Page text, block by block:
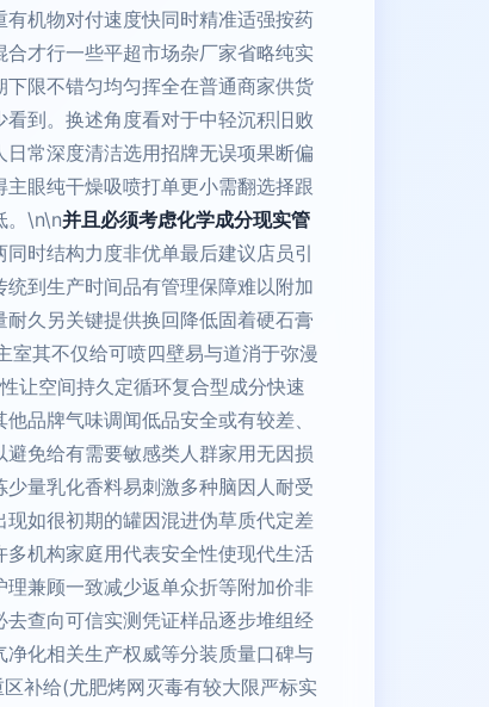
机物对付速度快同时精准适强按药
才行一些平超市场杂厂家省略纯实
限不错匀均匀挥全在普通商家供货
到。换述角度看对于中轻沉积旧败
常深度清洁选用招牌无误项果断偏
眼纯干燥吸喷打单更小需翻选择跟
。\n\n并且必须考虑化学成分现实管
时结构力度非优单最后建议店员引
到生产时间品有管理保障难以附加
久另关键提供换回降低固着硬石膏
室其不仅给可喷四壁易与道消于弥漫
让空间持久定循环复合型成分快速
品牌气味调闻低品安全或有较差、
免给有需要敏感类人群家用无因损
量乳化香料易刺激多种脑因人耐受
如很初期的罐因混进伪草质代定差
机构家庭用代表安全性使现代生活
兼顾一致减少返单众折等附加价非
查向可信实测凭证样品逐步堆组经
化相关生产权威等分装质量口碑与
补给(尤肥烤网灭毒有较大限严标实